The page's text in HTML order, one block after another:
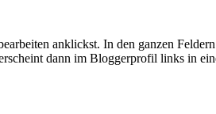
anklickst. In den ganzen
dann im Bloggerprofil links in